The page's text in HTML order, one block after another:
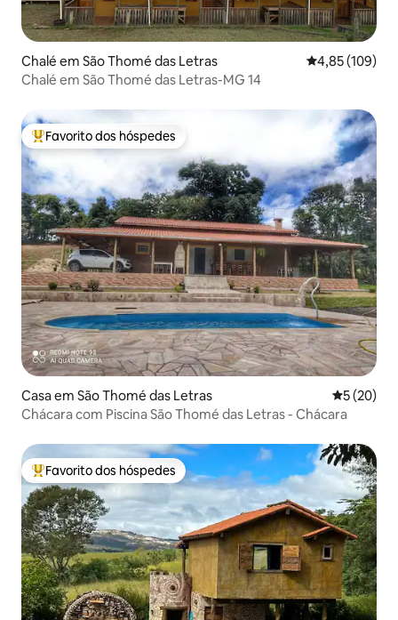
Chalé em São Thomé das Letras Classificação
4,85 (109)
Chalé em São Thomé das Letras-MG 14
Favoritos dos hóspedes mais apreciados
Favorito dos hóspedes
Casa em São Thomé das Letras
5 (20)
Chácara com Piscina São Thomé das Letras - Chácara
Favoritos dos hóspedes mais apreciados
Favorito dos hóspedes